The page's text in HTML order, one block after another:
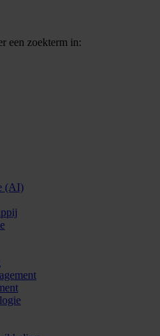
een zoekterm in:
(AI)